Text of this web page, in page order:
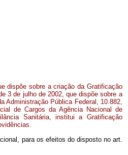
dispõe sobre a criação da Gratificação
3 de julho de 2002, que dispõe sobre a
Administração Pública Federal, 10.882,
de Cargos da Agência Nacional de
Sanitária, institui a Gratificação
para os efeitos do disposto no art.